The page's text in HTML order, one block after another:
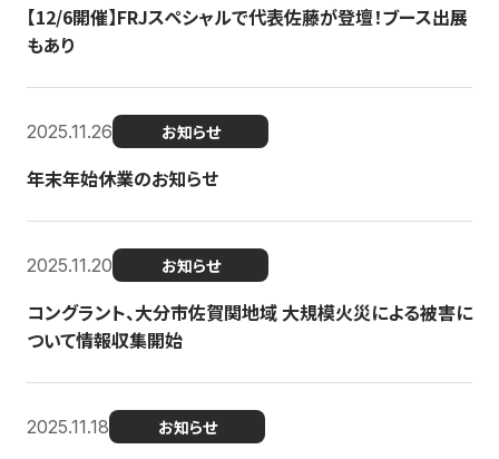
【12/6開催】FRJスペシャルで代表佐藤が登壇！ブース出展
もあり
2025.11.26 お知らせ
年末年始休業のお知らせ
2025.11.20 お知らせ
コングラント、大分市佐賀関地域 大規模火災による被害に
ついて情報収集開始
2025.11.18 お知らせ